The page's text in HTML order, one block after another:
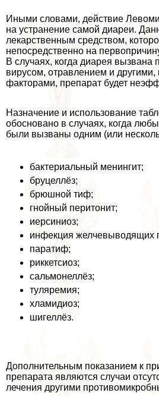
Иными словами, действие
на устранение самой диареи.
лекарственным средством,
непосредственно на
В случаях, когда диарея вызвана
вирусом, отравлением и
факторами, препарат будет
Назначение и использование
обосновано в случаях, когда
были вызваны одним (или
бактериальный менингит;
бруцеллёз;
брюшной тиф;
гнойный перитонит;
иерсиниоз;
инфекция желчевыводящих
паратиф;
риккетсиоз;
сальмонеллёз;
туляремия;
xлaмидиоз;
шигеллёз.
Дополнительным показанием к
препарата являются случаи
лечения другими